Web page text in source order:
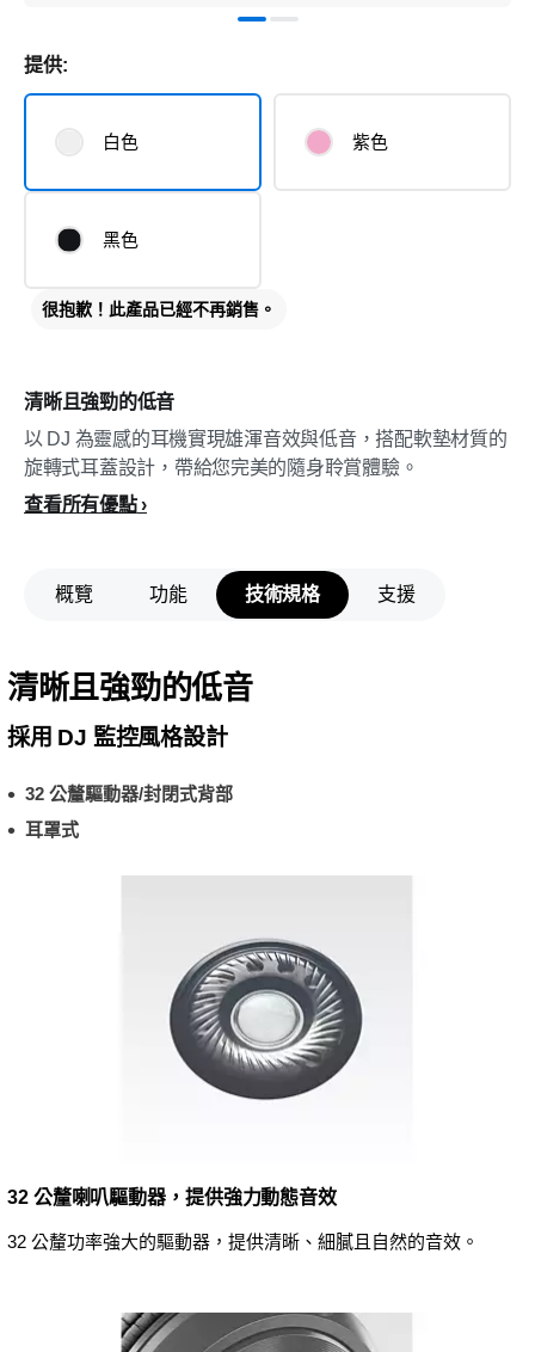
清晰且強勁的低音
以 DJ 為靈感的耳機實現雄渾音效與低音，搭配軟墊材質的
旋轉式耳蓋設計，帶給您完美的隨身聆賞體驗。
查看所有優點
提供:
白色 紫色
黑色
很抱歉！此產品已經不再銷售。
概覽 功能 技術規格 支援
清晰且強勁的低音
採用 DJ 監控風格設計
32 公釐驅動器/封閉式背部
耳罩式
32 公釐喇叭驅動器，提供強力動態音效
32 公釐功率強大的驅動器，提供清晰、細膩且自然的音效。